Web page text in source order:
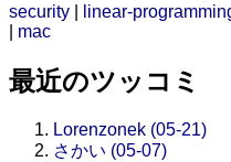
security
linear-
mac
最近のツッコミ
Lorenzonek (05-21)
さかい (05-07)